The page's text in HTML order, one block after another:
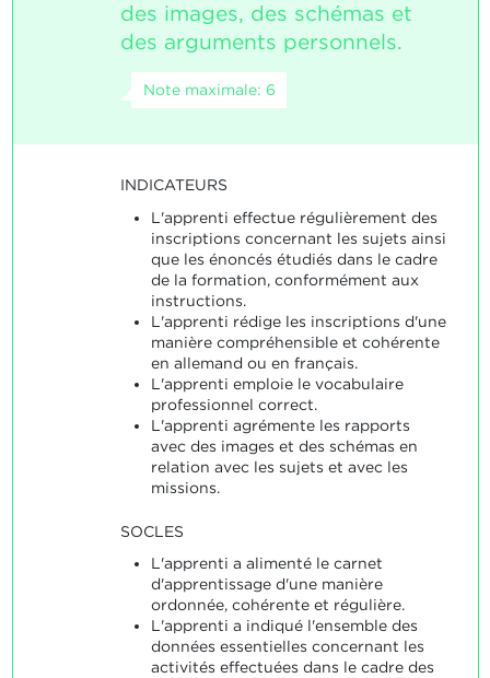
des images, des schémas et
des arguments personnels.
Note maximale: 6
INDICATEURS
L'apprenti effectue régulièrement des
inscriptions concernant les sujets ainsi
que les énoncés étudiés dans le cadre
de la formation, conformément aux
instructions.
L'apprenti rédige les inscriptions d'une
manière compréhensible et cohérente
en allemand ou en français.
L'apprenti emploie le vocabulaire
professionnel correct.
L'apprenti agrémente les rapports
avec des images et des schémas en
relation avec les sujets et avec les
missions.
SOCLES
L'apprenti a alimenté le carnet
d'apprentissage d'une manière
ordonnée, cohérente et régulière.
L'apprenti a indiqué l'ensemble des
données essentielles concernant les
activités effectuées dans le cadre des